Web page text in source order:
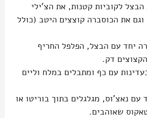
לקוביות קטנות, את הצ'ילי
את הכוסברה קוצצים היטב (כולל
יחד עם הבצל, הפלפל החריף
דק.
עם כף ומתבלים במלח וליים
עם נאצ’וס, מגלגלים בתוך בוריטו או
שאוהבים.